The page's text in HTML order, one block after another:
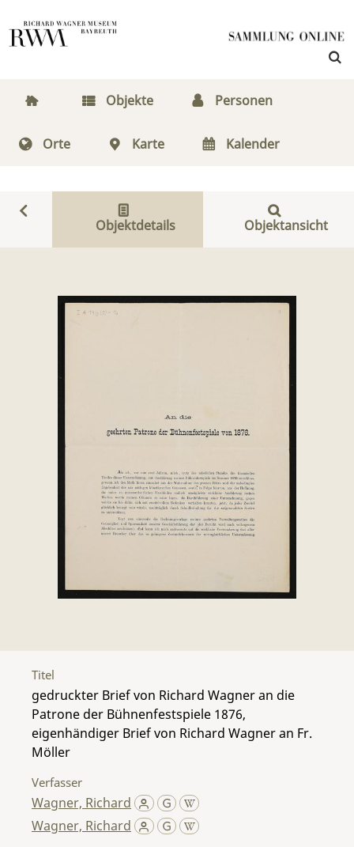
Objekte Personen
Orte Karte Kalender
Objektdetails Objektansicht
Titel
gedruckter Brief von Richard Wagner an die
Patrone der Bühnenfestspiele 1876,
eigenhändiger Brief von Richard Wagner an Fr.
Möller
Verfasser
Wagner, Richard
Wagner, Richard